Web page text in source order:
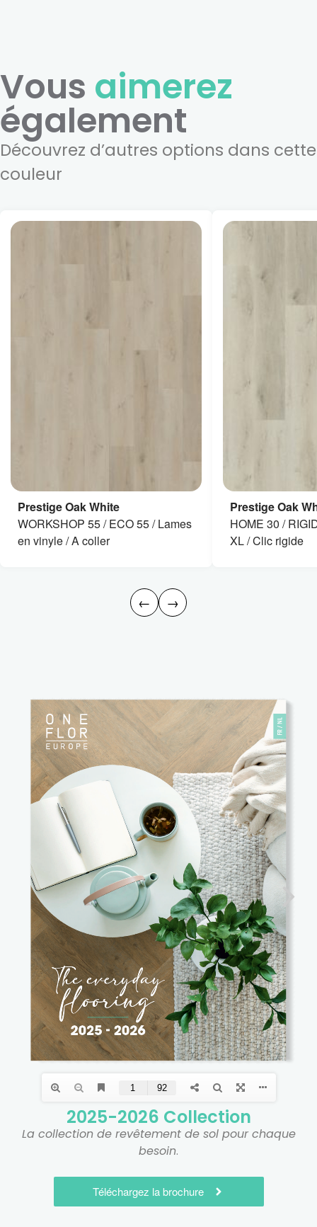
Vous aimerez
également
Découvrez d’autres options dans cette
couleur
Prestige Oak White
WORKSHOP 55 / ECO 55 / Lames
en vinyle / A coller
Prestige Oak
HOME 30 /
XL / Clic rigide
← →
2025-2026 Collection
La collection de revêtement de sol pour chaque
besoin.
Téléchargez la brochure